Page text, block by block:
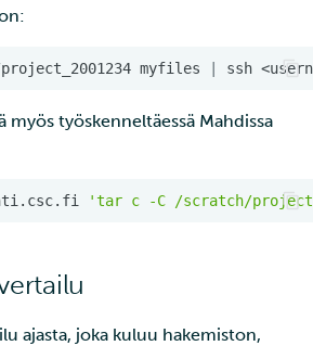
myfiles | ssh
myös työskenneltäessä Mahdissa
'tar c -C /scratch/
ajasta, joka kuluu hakemiston,